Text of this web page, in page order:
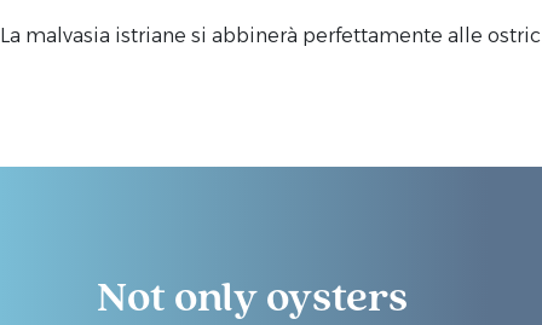
La malvasia istriane si abbinerà perfettamente alle
Not only oysters